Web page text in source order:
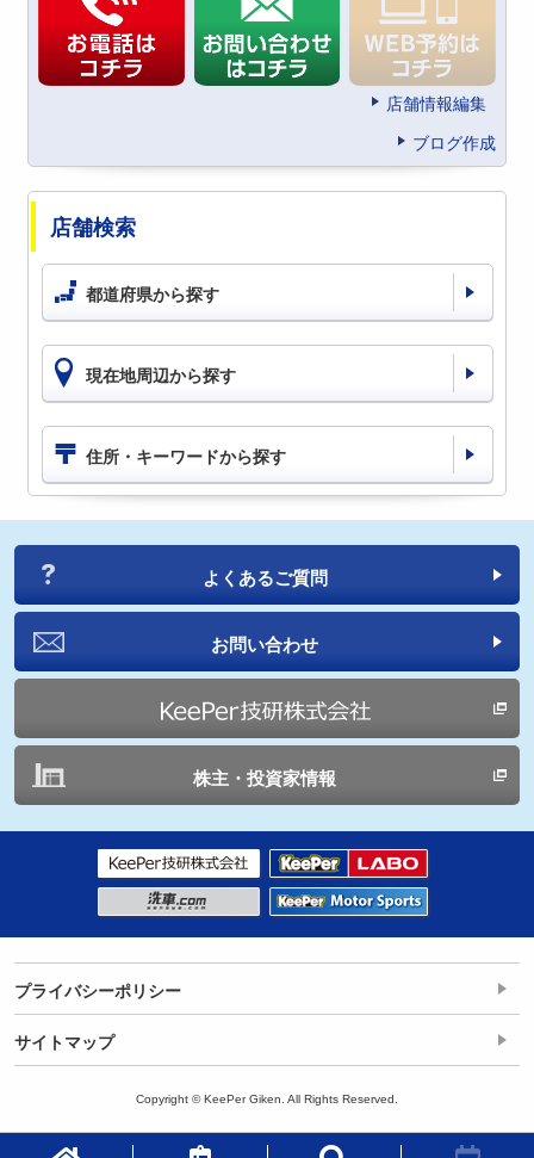
店舗情報編集
ブログ作成
店舗検索
都道府県から探す
現在地周辺から探す
住所・キーワードから探す
よくあるご質問
お問い合わせ
株主・投資家情報
プライバシーポリシー
サイトマップ
Copyright © KeePer Giken. All Rights Reserved.